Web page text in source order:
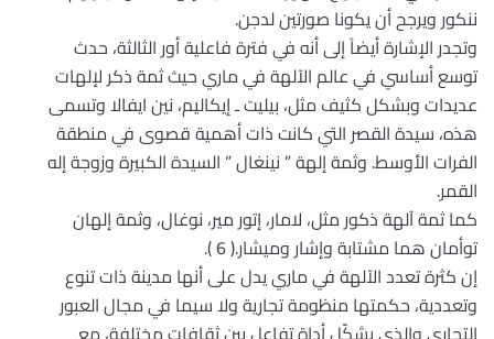
ننكور ويرجح أن يكونا صورتين لدجن.
وتجدر الإشارة أيضاً إلى أنه في فترة فاعلية أور الثالثة، حدث
توسع أساسي في عالم الآلهة في ماري حيث ثمة ذكر لإلهات
عديدات وبشكل كثيف مثل، بيليت ـ إيكاليم، نين ايفالا وتسمى
هذه، سيدة القصر التي كانت ذات أهمية قصوى في منطقة
الفرات الأوسط. وثمة إلهة ” نينغال ” السيدة الكبيرة وزوجة إله
القمر.
كما ثمة آلهة ذكور مثل، لامار، إتور مير، نوغال، وثمة إلهان
توأمان هما مشتابة وإشار وميشار.( 6 ).
إن كثرة تعدد الآلهة في ماري يدل على أنها مدينة ذات تنوع
وتعددية، حكمتها منظومة تجارية ولا سيما في مجال العبور